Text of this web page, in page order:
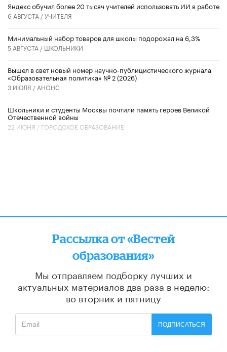
​Яндекс обучил более 20 тысяч учителей использовать ИИ в работе
6 АВГУСТА /УЧИТЕЛЯ
Минимальный набор товаров для школы подорожал на 6,3%
5 АВГУСТА / ШКОЛЬНИКИ
Вышел в свет новый номер научно-публицистического журнала
«Образовательная политика» № 2 (2026)
3 ИЮЛЯ / АНОНС
Школьники и студенты Москвы почтили память героев Великой
Отечественной войны
22 ИЮНЯ / ГОРОДСКОЕ ОБРАЗОВАНИЕ
Рассылка от «Вестей
образования»
Мы отправляем подборку лучших и
актуальных материалов два раза в неделю:
во вторник и пятницу
ПОДПИСАТЬСЯ